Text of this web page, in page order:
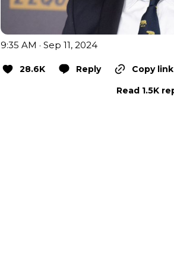
9:35 AM · Sep 11, 2024
28.6K Reply
Copy link
Read 1.5K